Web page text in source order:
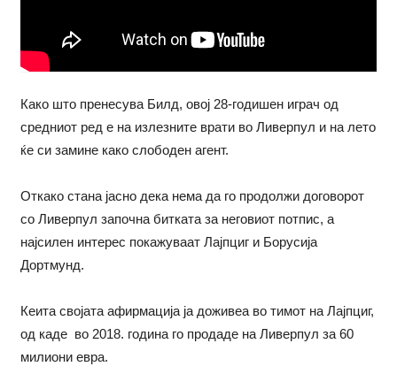
Како што пренесува Билд, овој 28-годишен играч од
средниот ред е на излезните врати во Ливерпул и на лето
ќе си замине како слободен агент.
Откако стана јасно дека нема да го продолжи договорот
со Ливерпул започна битката за неговиот потпис, а
најсилен интерес покажуваат Лајпциг и Борусија
Дортмунд.
Кеита својата афирмација ја доживеа во тимот на Лајпциг,
од каде во 2018. година го продаде на Ливерпул за 60
милиони евра.